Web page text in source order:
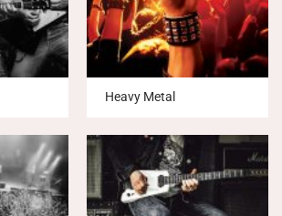
Heavy Metal